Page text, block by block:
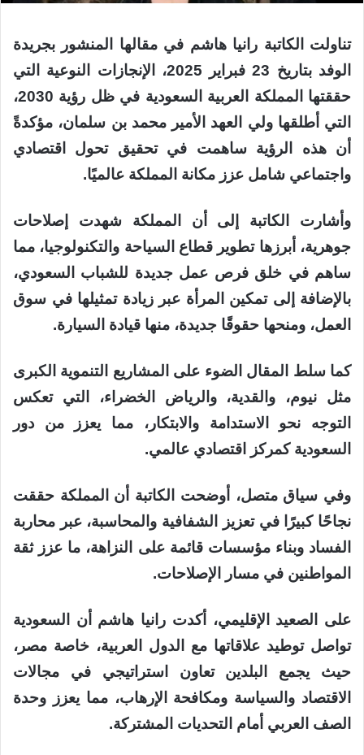
تناولت الكاتبة رانيا هاشم في مقالها المنشور بجريدة
الوفد بتاريخ 23 فبراير 2025، الإنجازات النوعية التي
حققتها المملكة العربية السعودية في ظل رؤية 2030،
التي أطلقها ولي العهد الأمير محمد بن سلمان، مؤكدةً
أن هذه الرؤية ساهمت في تحقيق تحول اقتصادي
واجتماعي شامل عزز مكانة المملكة عالميًا.
وأشارت الكاتبة إلى أن المملكة شهدت إصلاحات
جوهرية، أبرزها تطوير قطاع السياحة والتكنولوجيا، مما
ساهم في خلق فرص عمل جديدة للشباب السعودي،
بالإضافة إلى تمكين المرأة عبر زيادة تمثيلها في سوق
العمل، ومنحها حقوقًا جديدة، منها قيادة السيارة.
كما سلط المقال الضوء على المشاريع التنموية الكبرى
مثل نيوم، والقدية، والرياض الخضراء، التي تعكس
التوجه نحو الاستدامة والابتكار، مما يعزز من دور
السعودية كمركز اقتصادي عالمي.
وفي سياق متصل، أوضحت الكاتبة أن المملكة حققت
نجاحًا كبيرًا في تعزيز الشفافية والمحاسبة، عبر محاربة
الفساد وبناء مؤسسات قائمة على النزاهة، ما عزز ثقة
المواطنين في مسار الإصلاحات.
على الصعيد الإقليمي، أكدت رانيا هاشم أن السعودية
تواصل توطيد علاقاتها مع الدول العربية، خاصة مصر،
حيث يجمع البلدين تعاون استراتيجي في مجالات
الاقتصاد والسياسة ومكافحة الإرهاب، مما يعزز وحدة
الصف العربي أمام التحديات المشتركة.